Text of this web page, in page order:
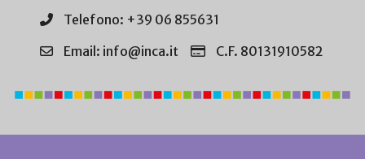
Telefono: +39 06 855631
Email: info@inca.it
C.F. 80131910582